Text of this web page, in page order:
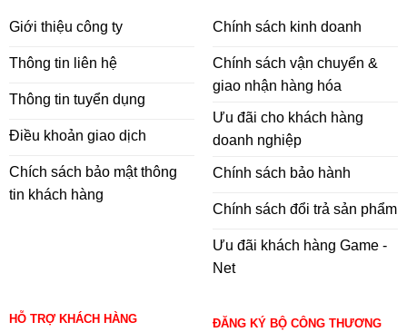
Giới thiệu công ty
Thông tin liên hệ
Thông tin tuyển dụng
Điều khoản giao dịch
Chích sách bảo mật thông
tin khách hàng
Chính sách kinh doanh
Chính sách vận chuyển &
giao nhận hàng hóa
Ưu đãi cho khách hàng
doanh nghiệp
Chính sách bảo hành
Chính sách đổi trả sản phẩm
Ưu đãi khách hàng Game -
Net
HỖ TRỢ KHÁCH HÀNG ĐĂNG KÝ BỘ CÔNG THƯƠNG